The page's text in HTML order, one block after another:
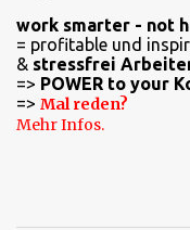
work smarter - not
= profitable und
& stressfrei
=> POWER to your
=> Mal reden?
Mehr Infos.